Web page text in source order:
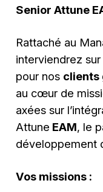
Senior Attune
Rattaché au
interviendrez
pour nos clients
au cœur de
axées sur
Attune EAM, le
développement
Vos missions :